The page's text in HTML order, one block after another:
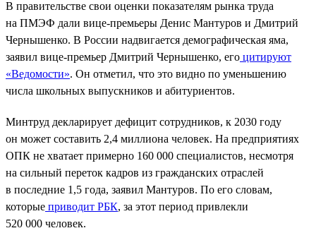
В правительстве свои оценки показателям рынка труда
на ПМЭФ дали вице-премьеры Денис Мантуров и Дмитрий
Чернышенко. В России надвигается демографическая яма,
заявил вице-премьер Дмитрий Чернышенко, его цитируют
«Ведомости». Он отметил, что это видно по уменьшению
числа школьных выпускников и абитуриентов.
Минтруд декларирует дефицит сотрудников, к 2030 году
он может составить 2,4 миллиона человек. На предприятиях
ОПК не хватает примерно 160 000 специалистов, несмотря
на сильный переток кадров из гражданских отраслей
в последние 1,5 года, заявил Мантуров. По его словам,
которые приводит РБК, за этот период привлекли
520 000 человек.